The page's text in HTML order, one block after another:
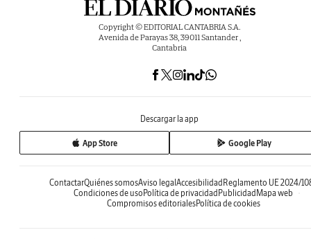
Copyright © EDITORIAL CANTABRIA S.A.
Avenida de Parayas 38, 39011 Santander ,
Cantabria
Descargar la app
App Store Google Play
ContactarQuiénes somosAviso legal Accesibilidad Reglamento UE 2024/
Condiciones de uso Política de privacidad Publicidad Mapa web
Compromisos editorialesPolítica de cookies